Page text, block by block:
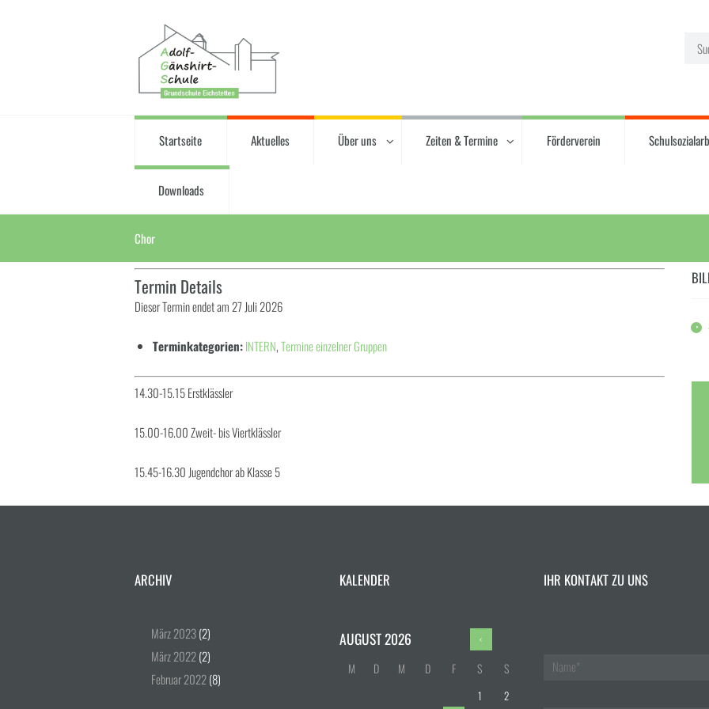
Startseite Aktuelles Über uns Zeiten & Termine Förderverein
Downloads
Chor
Termin Details
Dieser Termin endet am 27 Juli 2026
Terminkategorien: INTERN,Termine einzelner Gruppen
14.30-15.15 Erstklässler
15.00-16.00 Zweit- bis Viertklässler
15.45-16.30 Jugendchor ab Klasse 5
ARCHIV
März2023(2)
März2022(2)
Februar2022(8)
KALENDER
AUGUST2026
M D M D F S S
1
2
IHR KONTAKT ZU UNS